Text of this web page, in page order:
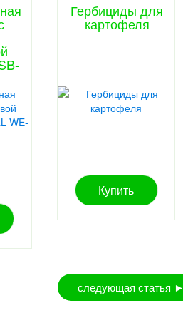
Гербициды для
картофеля
Купить
следующая статья ►